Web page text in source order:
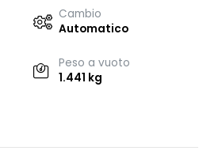
Cambio
Automatico
Peso a vuoto
1.441 kg